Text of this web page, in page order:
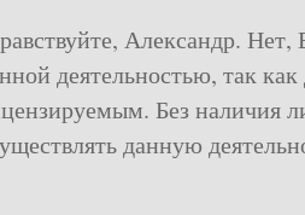
Александр.
деятельностью, так
Без наличия
данную